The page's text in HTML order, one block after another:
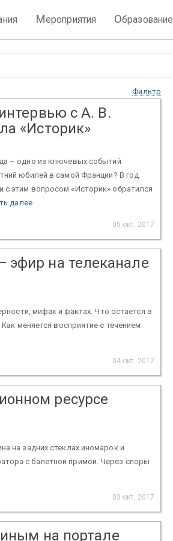
Мероприятия Образование
Фильтр
с А. В.
«Историк»
– одно из ключевых событий
юбилей в самой Франции? В год
этим вопросом «Историк» обратился
далее
05 окт. 2017
эфир на телеканале
мифах и фактах. Что остается в
меняется восприятие с течением
04 окт. 2017
ресурсе
на задних стеклах иномарок и
с балетной примой. Через споры
03 окт. 2017
на портале